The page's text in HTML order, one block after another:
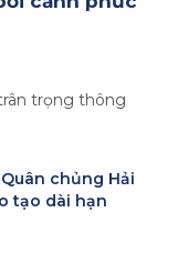
trọng thông
chủng Hải
tạo dài hạn